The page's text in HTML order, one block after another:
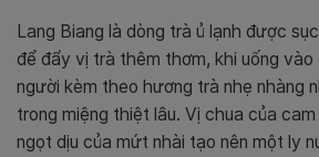
Lang Biang là dòng trà ủ lạnh được
để đẩy vị trà thêm thơm, khi uống
người kèm theo hương trà nhẹ nhàng
trong miệng thiệt lâu. Vị chua của
ngọt dịu của mứt nhài tạo nên một ly